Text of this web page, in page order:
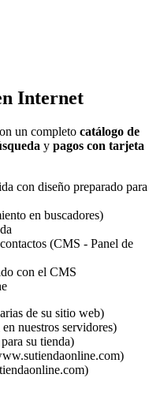
Internet
un completo catálogo de
y pagos con tarjeta
con diseño preparado para
en buscadores)
(CMS - Panel de
con el CMS
de su sitio web)
nuestros servidores)
su tienda)